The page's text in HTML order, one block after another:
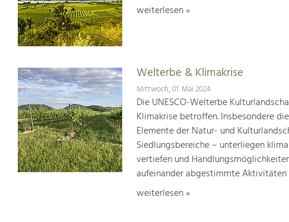
weiterlesen »
Welterbe & Klimakrise
Mittwoch, 01. Mai 2024
Die UNESCO-Welterbe
Klimakrise betroffen. Insbesondere
Elemente der Natur- und
Siedlungsbereiche – unterliegen
vertiefen und
aufeinander abgestimmte Aktivitäten
weiterlesen »